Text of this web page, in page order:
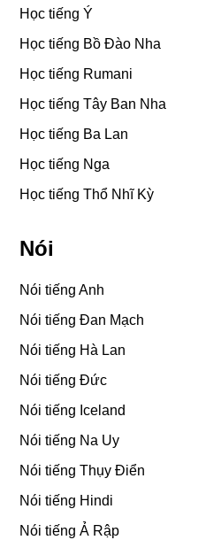
Học tiếng Ý
Học tiếng Bồ Đào Nha
Học tiếng Rumani
Học tiếng Tây Ban Nha
Học tiếng Ba Lan
Học tiếng Nga
Học tiếng Thổ Nhĩ Kỳ
Nói
Nói tiếng Anh
Nói tiếng Đan Mạch
Nói tiếng Hà Lan
Nói tiếng Đức
Nói tiếng Iceland
Nói tiếng Na Uy
Nói tiếng Thụy Điển
Nói tiếng Hindi
Nói tiếng Ả Rập